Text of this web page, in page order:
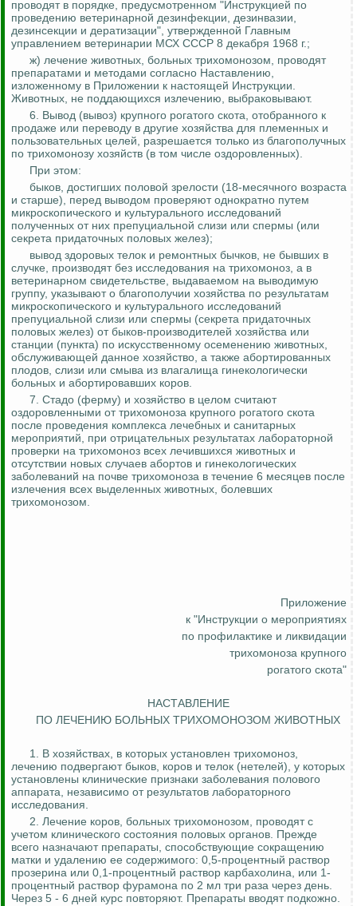
проводят в порядке, предусмотренном "Инструкцией по
проведению ветеринарной дезинфекции, дезинвазии,
дезинсекции и дератизации", утвержденной Главным
управлением ветеринарии МСХ СССР 8 декабря 1968 г.;
ж) лечение животных, больных трихомонозом, проводят
препаратами и методами согласно Наставлению,
изложенному в Приложении к настоящей Инструкции.
Животных, не поддающихся излечению, выбраковывают.
6. Вывод (вывоз) крупного рогатого скота, отобранного к
продаже или переводу в другие хозяйства для племенных и
пользовательных целей, разрешается только из благополучных
по трихомонозу хозяйств (в том числе оздоровленных).
При этом:
быков, достигших половой зрелости (18-месячного возраста
и старше), перед выводом проверяют однократно путем
микроскопического и культурального исследований
полученных от них препуциальной слизи или спермы (или
секрета придаточных половых желез);
вывод здоровых телок и ремонтных бычков, не бывших в
случке, производят без исследования на трихомоноз, а в
ветеринарном свидетельстве, выдаваемом на выводимую
группу, указывают о благополучии хозяйства по результатам
микроскопического и культурального исследований
препуциальной слизи или спермы (секрета придаточных
половых желез) от быков-производителей хозяйства или
станции (пункта) по искусственному осеменению животных,
обслуживающей данное хозяйство, а также абортированных
плодов, слизи или смыва из влагалища гинекологически
больных и абортировавших коров.
7. Стадо (ферму) и хозяйство в целом считают
оздоровленными от трихомоноза крупного рогатого скота
после проведения комплекса лечебных и санитарных
мероприятий, при отрицательных результатах лабораторной
проверки на трихомоноз всех лечившихся животных и
отсутствии новых случаев абортов и гинекологических
заболеваний на почве трихомоноза в течение 6 месяцев после
излечения всех выделенных животных, болевших
трихомонозом.
Приложение
к "Инструкции о мероприятиях
по профилактике и ликвидации
трихомоноза крупного
рогатого скота"
НАСТАВЛЕНИЕ
ПО ЛЕЧЕНИЮ БОЛЬНЫХ ТРИХОМОНОЗОМ ЖИВОТНЫХ
1. В хозяйствах, в которых установлен трихомоноз,
лечению подвергают быков, коров и телок (нетелей), у которых
установлены клинические признаки заболевания полового
аппарата, независимо от результатов лабораторного
исследования.
2. Лечение коров, больных трихомонозом, проводят с
учетом клинического состояния половых органов. Прежде
всего назначают препараты, способствующие сокращению
матки и удалению ее содержимого: 0,5-процентный раствор
прозерина или 0,1-процентный раствор карбахолина, или 1-
процентный раствор фурамона по 2 мл три раза через день.
Через 5 - 6 дней курс повторяют. Препараты вводят подкожно.